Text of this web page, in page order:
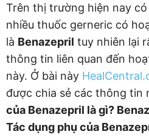
Trên thị trường hiện nay
nhiều thuốc gerneric có
là Benazepril tuy nhiên lại
thông tin liên quan đến
này. Ở bài này
được chia sẻ các thông tin
của Benazepril là gì?
Tác dụng phụ của